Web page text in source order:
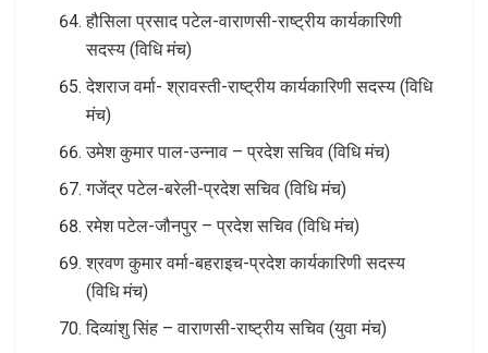
हौसिला प्रसाद पटेल-वाराणसी-राष्ट्रीय कार्यकारिणी
सदस्य (विधि मंच)
देशराज वर्मा- श्रावस्ती-राष्ट्रीय कार्यकारिणी सदस्य (विधि
मंच)
उमेश कुमार पाल-उन्नाव – प्रदेश सचिव (विधि मंच)
गजेंद्र पटेल-बरेली-प्रदेश सचिव (विधि मंच)
रमेश पटेल-जौनपुर – प्रदेश सचिव (विधि मंच)
श्रवण कुमार वर्मा-बहराइच-प्रदेश कार्यकारिणी सदस्य
(विधि मंच)
दिव्यांशु सिंह – वाराणसी-राष्ट्रीय सचिव (युवा मंच)